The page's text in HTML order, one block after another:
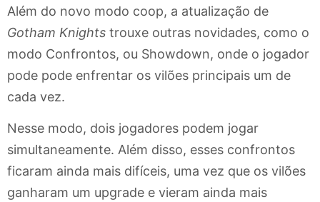
Além do novo modo coop, a atualização de
Gotham Knights trouxe outras novidades, como o
modo Confrontos, ou Showdown, onde o jogador
pode pode enfrentar os vilões principais um de
cada vez.
Nesse modo, dois jogadores podem jogar
simultaneamente. Além disso, esses confrontos
ficaram ainda mais difíceis, uma vez que os vilões
ganharam um upgrade e vieram ainda mais